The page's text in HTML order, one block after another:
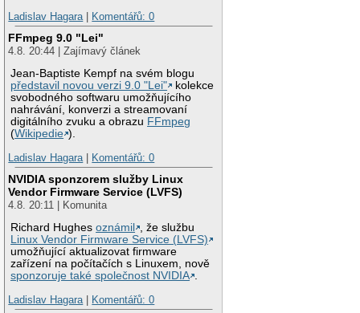
Ladislav Hagara| Komentářů: 0
FFmpeg 9.0 "Lei"
4.8. 20:44 | Zajímavý článek
Jean-Baptiste Kempf na svém blogu
představil novou verzi 9.0 "Lei"
kolekce
svobodného softwaru umožňujícího
nahrávání, konverzi a streamovaní
digitálního zvuku a obrazu FFmpeg
(Wikipedie ).
Ladislav Hagara| Komentářů: 0
NVIDIA sponzorem služby Linux
Vendor Firmware Service (LVFS)
4.8. 20:11 | Komunita
Richard Hughesoznámil
, že službu
Linux Vendor Firmware Service (LVFS)
umožňující aktualizovat firmware
zařízení na počítačích s Linuxem, nově
sponzoruje také společnost NVIDIA .
Ladislav Hagara| Komentářů: 0